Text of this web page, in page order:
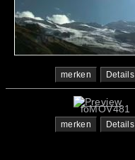
merken Details
foMOV481
merken Details